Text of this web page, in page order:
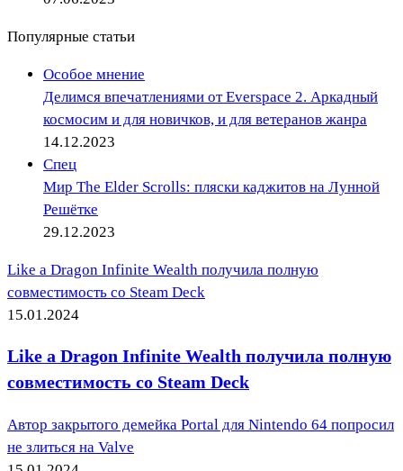
Популярные статьи
Особое мнение
Делимся впечатлениями от Everspace 2. Аркадный
космосим и для новичков, и для ветеранов жанра
14.12.2023
Спец
Мир The Elder Scrolls: пляски каджитов на Лунной
Решётке
29.12.2023
Like a Dragon Infinite Wealth получила полную
совместимость со Steam Deck
15.01.2024
Like a Dragon Infinite Wealth получила полную
совместимость со Steam Deck
Автор закрытого демейка Portal для Nintendo 64 попросил
не злиться на Valve